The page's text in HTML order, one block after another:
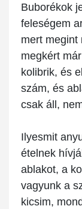
Buborékok
feleségem
mert megint
megkért
kolibrik, és
szám, és
csak áll,
Ilyesmit
ételnek
ablakot, a
vagyunk a
kicsim,